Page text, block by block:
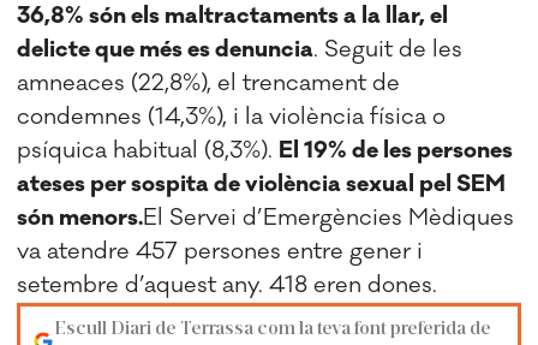
36,8% són els maltractaments a la llar, el
delicte que més es denuncia. Seguit de les
amneaces (22,8%), el trencament de
condemnes (14,3%), i la violència física o
psíquica habitual (8,3%). El 19% de les persones
ateses per sospita de violència sexual pel SEM
són menors.El Servei d’Emergències Mèdiques
va atendre 457 persones entre gener i
setembre d’aquest any. 418 eren dones.
Escull Diari de Terrassa com la teva font preferida de